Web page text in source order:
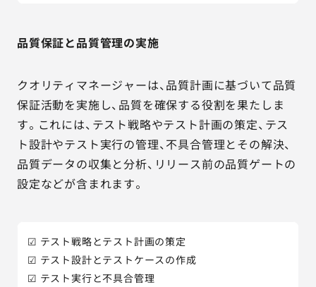
品質保証と品質管理の実施
クオリティマネージャーは、品質計画に基づいて品質
保証活動を実施し、品質を確保する役割を果たしま
す。これには、テスト戦略やテスト計画の策定、テス
ト設計やテスト実行の管理、不具合管理とその解決、
品質データの収集と分析、リリース前の品質ゲートの
設定などが含まれます。
☑ テスト戦略とテスト計画の策定
☑ テスト設計とテストケースの作成
☑ テスト実行と不具合管理